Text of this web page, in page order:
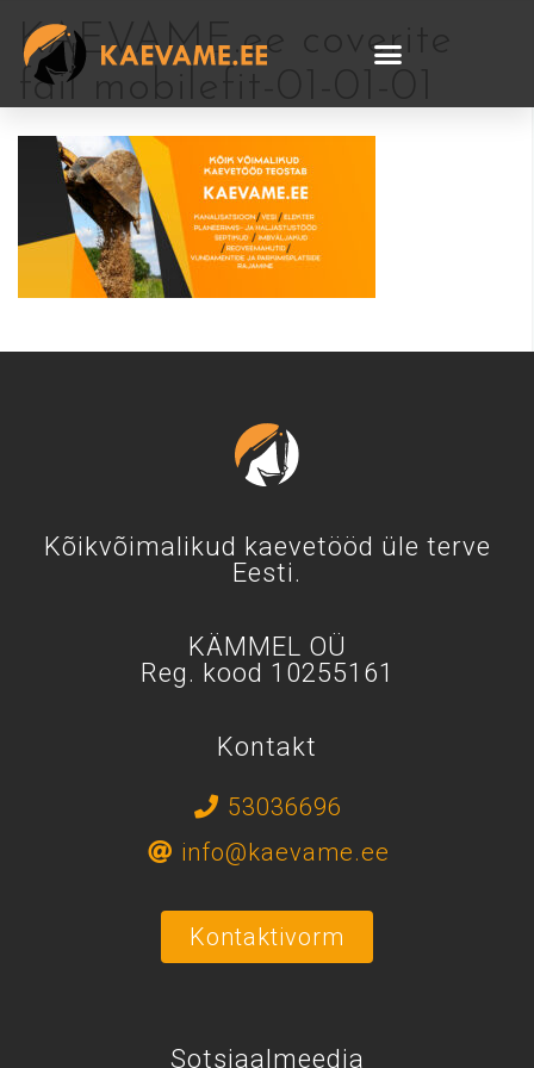
KAEVAME.ee coverite
fail mobilefit-01-01-01
Kõikvõimalikud kaevetööd üle terve
Eesti.
KÄMMEL OÜ
Reg. kood 10255161
Kontakt
53036696
info@kaevame.ee
Kontaktivorm
Sotsiaalmeedia